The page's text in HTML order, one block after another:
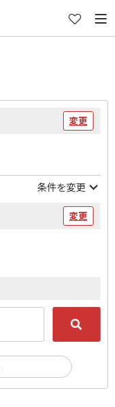
変更
条件を変更
変更